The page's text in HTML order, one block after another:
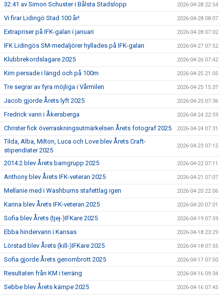
32:41 av Simon Schuster i Bålsta Stadslopp 2026-04-28 22:54
Vi firar Lidingö Stad 100 år! 2026-04-28 08:07
Extrapriser på IFK-galan i januari 2026-04-28 07:02
IFK Lidingös SM-medaljörer hyllades på IFK-galan 2026-04-27 07:52
Klubbrekordslagare 2025 2026-04-26 07:42
Kim persade i längd och på 100m 2026-04-25 21:05
Tre segrar av fyra möjliga i Vårmilen 2026-04-25 15:37
Jacob gjorde Årets lyft 2025 2026-04-25 07:36
Fredrick vann i Åkersberga 2026-04-24 22:59
Christer fick överraskningsutmärkelsen Årets fotograf 2025 2026-04-24 07:31
Tilda, Alba, Milton, Luca och Love blev Årets Craft-
stipendiater 2025
2026-04-23 07:15
2014:2 blev Årets barngrupp 2025 2026-04-22 07:11
Anthony blev Årets IFK-veteran 2025 2026-04-21 07:07
Mellanie med i Washburns stafettlag igen 2026-04-20 22:06
Karina blev Årets IFK-veteran 2025 2026-04-20 07:01
Sofia blev Årets (tjej-)IFKare 2025 2026-04-19 07:59
Ebba hindervann i Kansas 2026-04-18 23:29
Lörstad blev Årets (kill-)IFKare 2025 2026-04-18 07:55
Sofia gjorde Årets genombrott 2025 2026-04-17 07:50
Resultaten från KM i terräng 2026-04-16 09:34
Sebbe blev Årets kämpe 2025 2026-04-16 07:45